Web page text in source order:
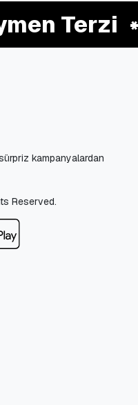
Terzi
kampanyalardan
Reserved.